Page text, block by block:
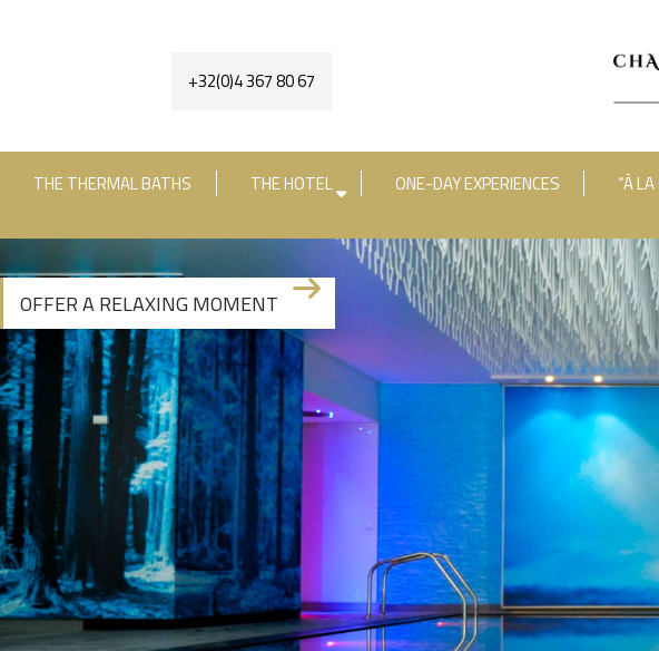
Check-in date Check-out date
Rooms
Room 1
RUE
+32(0)4 367 80 67
DISCOVER
+32(0)4 367 80 67
THE THERMAL BATHS THE HOTEL ONE-DAY EXPERIENCES “À
OFFER A RELAXING MOMENT